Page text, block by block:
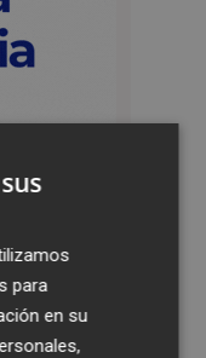
a los
para
en su